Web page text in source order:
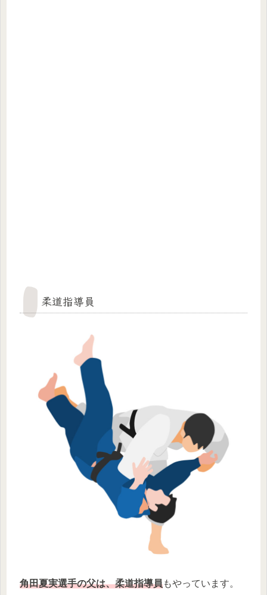
柔道指導員
角田夏実選手の父は、柔道指導員もやっています。